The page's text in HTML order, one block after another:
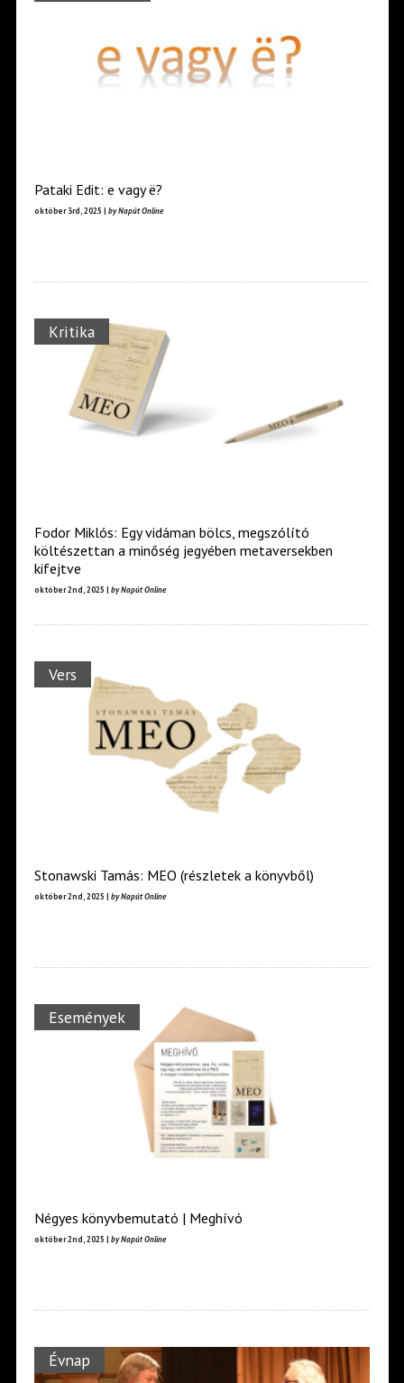
Pataki Edit: e vagy ë?
október 3rd, 2025 | by Napút Online
Kritika
Fodor Miklós: Egy vidáman bölcs, megszólító
költészettan a minőség jegyében metaversekben
kifejtve
október 2nd, 2025 | by Napút Online
Vers
Stonawski Tamás: MEO (részletek a könyvből)
október 2nd, 2025 | by Napút Online
Események
Négyes könyvbemutató | Meghívó
október 2nd, 2025 | by Napút Online
Évnap